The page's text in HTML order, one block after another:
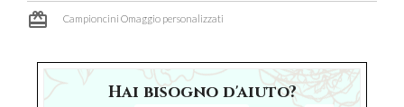
card_giftcard Campioncini Omaggio personalizzati
Hai bisogno d'aiuto?